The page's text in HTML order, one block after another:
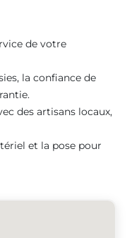
de votre
la confiance de
des artisans locaux,
et la pose pour